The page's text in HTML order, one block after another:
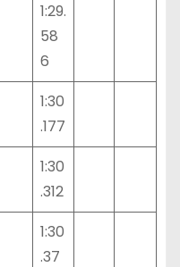
1:29.
58
6
1:30
.177
1:30
.312
1:30
.37